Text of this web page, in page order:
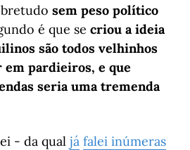
sem peso político
é que se criou a ideia
são todos velhinhos
pardieiros, e que
seria uma tremenda
- da qual já falei inúmeras